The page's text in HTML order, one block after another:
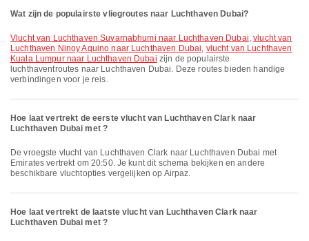
Wat zijn de populairste vliegroutes naar Luchthaven Dubai?
vlucht van Luchthaven Suvarnabhumi naar Luchthaven Dubai,vlucht van
Luchthaven Ninoy Aquino naar Luchthaven Dubai, vlucht van Luchthaven
Kuala Lumpur naar Luchthaven Dubai zijn de populairste
luchthaventroutes naar Luchthaven Dubai. Deze routes bieden handige
verbindingen voor je reis.
Hoe laat vertrekt de eerste vlucht van Luchthaven Clark naar
Luchthaven Dubai met ?
De vroegste vlucht van Luchthaven Clark naar Luchthaven Dubai met
Emirates vertrekt om 20:50. Je kunt dit schema bekijken en andere
beschikbare vluchtopties vergelijken op Airpaz.
Hoe laat vertrekt de laatste vlucht van Luchthaven Clark naar
Luchthaven Dubai met ?